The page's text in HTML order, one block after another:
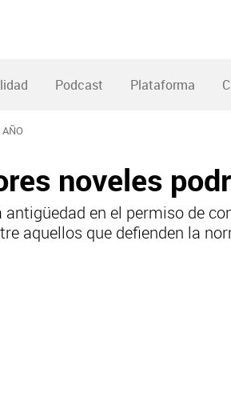
Podcast Plataforma
noveles
en el permiso de
aquellos que defienden la